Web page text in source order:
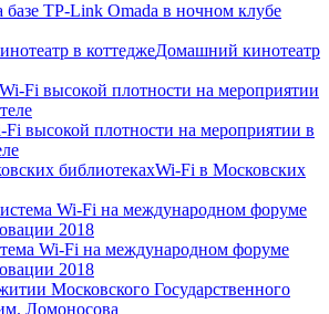
TP-Link Omada в ночном клубе
Домашний кинотеатр
высокой плотности на мероприятии в
Wi-Fi в Московских
Wi-Fi на международном форуме
2018